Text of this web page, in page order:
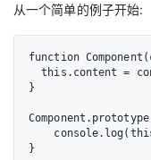
从一个简单的例子开始:
function
this.content =
}
}